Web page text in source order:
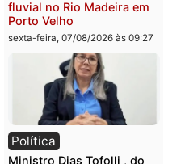
Polícia Civil deflagra
operação contra facção
criminosa que atacava
provedores de internet
Rondônia
sexta-feira, 07/08/2026 às